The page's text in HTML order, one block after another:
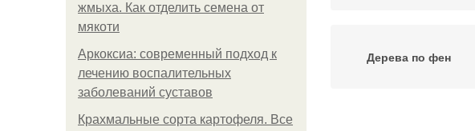
жмыха. Как отделить семена от
мякоти
Аркоксиа: современный подход к
лечению воспалительных
заболеваний суставов
Крахмальные сорта картофеля. Все
Дерева по фен